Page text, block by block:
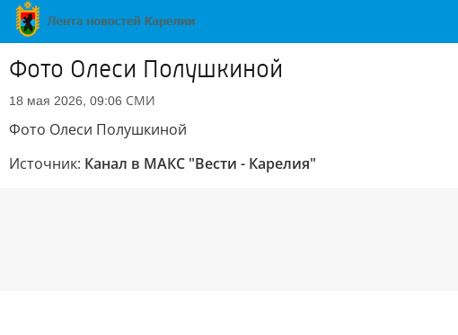
Фото Олеси Полушкиной
18 мая 2026, 09:06 СМИ
Фото Олеси Полушкиной
Источник: Канал в МАКС "Вести - Карелия"